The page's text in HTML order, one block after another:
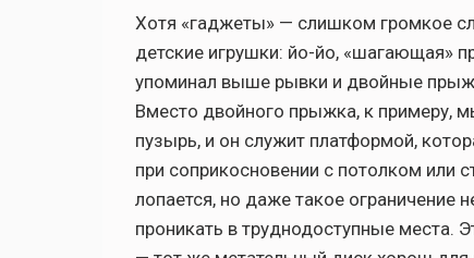
Хотя «гаджеты» — слишком громкое
детские игрушки: йо-йо, «шагающая»
упоминал выше рывки и двойные
Вместо двойного прыжка, к примеру,
пузырь, и он служит платформой,
при соприкосновении с потолком или
лопается, но даже такое
проникать в труднодоступные места.